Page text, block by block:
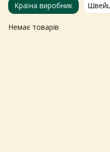
Країна виробник
Немає товарів